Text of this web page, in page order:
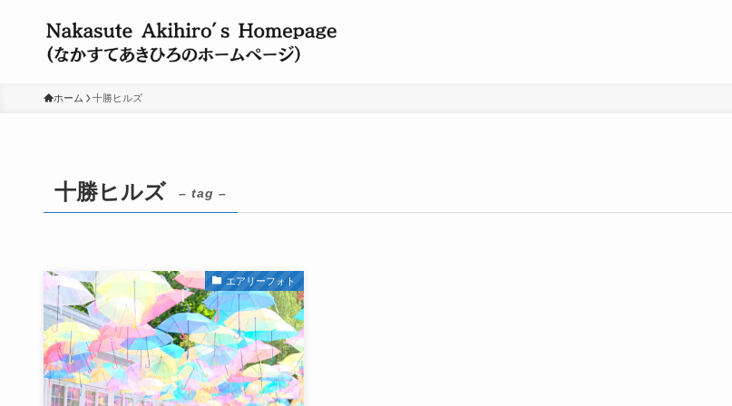
ホーム 十勝ヒルズ
十勝ヒルズ – tag –
エアリーフォト